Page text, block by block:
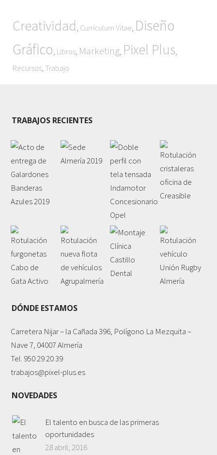
Creatividad, Currículum Vitae, Diseño
Gráfico, Libros, Marketing, Pixel Plus,
Recursos, Trabajo
TRABAJOS RECIENTES
DÓNDE ESTAMOS
Carretera Nijar – la Cañada 396, Polígono La Mezquita –
Nave 7, 04007 Almería
Tel. 950 29 20 39
trabajos@pixel-plus.es
NOVEDADES
El talento en busca de las primeras
oportunidades
28 abril, 2016